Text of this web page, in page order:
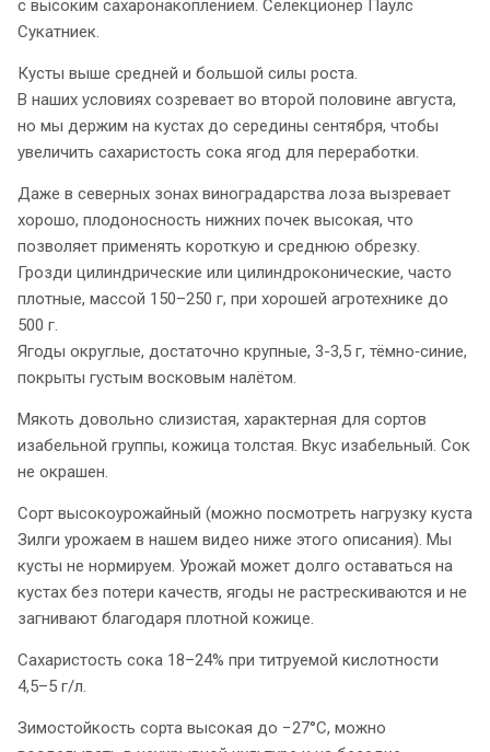
с высоким сахаронакоплением. Селекционер Паулс
Сукатниек.
Кусты выше средней и большой силы роста.
В наших условиях созревает во второй половине августа,
но мы держим на кустах до середины сентября, чтобы
увеличить сахаристость сока ягод для переработки.
Даже в северных зонах виноградарства лоза вызревает
хорошо, плодоносность нижних почек высокая, что
позволяет применять короткую и среднюю обрезку.
Грозди цилиндрические или цилиндроконические, часто
плотные, массой 150–250 г, при хорошей агротехнике до
500 г.
Ягоды округлые, достаточно крупные, 3-3,5 г, тёмно‑синие,
покрыты густым восковым налётом.
Мякоть довольно слизистая, характерная для сортов
изабельной группы, кожица толстая. Вкус изабельный. Сок
не окрашен.
Сорт высокоурожайный (можно посмотреть нагрузку куста
Зилги урожаем в нашем видео ниже этого описания). Мы
кусты не нормируем. Урожай может долго оставаться на
кустах без потери качеств, ягоды не растрескиваются и не
загнивают благодаря плотной кожице.
Сахаристость сока 18–24% при титруемой кислотности
4,5–5 г/л.
Зимостойкость сорта высокая до −27°C, можно